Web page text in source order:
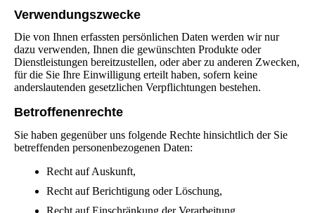
Verwendungszwecke
Die von Ihnen erfassten persönlichen Daten werden wir nur
dazu verwenden, Ihnen die gewünschten Produkte oder
Dienstleistungen bereitzustellen, oder aber zu anderen Zwecken,
für die Sie Ihre Einwilligung erteilt haben, sofern keine
anderslautenden gesetzlichen Verpflichtungen bestehen.
Betroffenenrechte
Sie haben gegenüber uns folgende Rechte hinsichtlich der Sie
betreffenden personenbezogenen Daten:
Recht auf Auskunft,
Recht auf Berichtigung oder Löschung,
Recht auf Einschränkung der Verarbeitung,